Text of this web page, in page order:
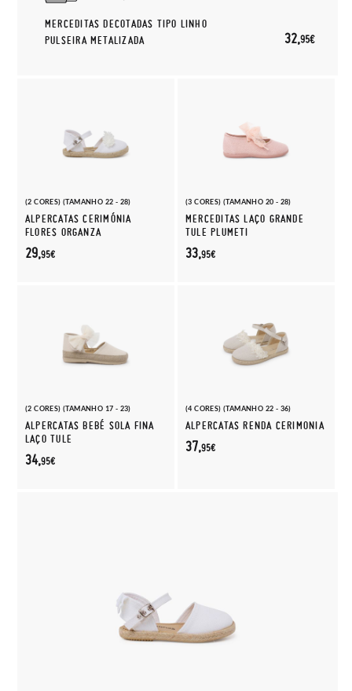
MERCEDITAS DECOTADAS TIPO LINHO
PULSEIRA METALIZADA
32,95€
(2 CORES) (TAMANHO 22 - 28)
ALPERCATAS CERIMÓNIA
FLORES ORGANZA
29,95€
(3 CORES) (TAMANHO 20 - 28)
MERCEDITAS LAÇO GRANDE
TULE PLUMETI
33,95€
(2 CORES) (TAMANHO 17 - 23)
ALPERCATAS BEBÉ SOLA FINA
LAÇO TULE
34,95€
(4 CORES) (TAMANHO 22 - 36)
ALPERCATAS RENDA CERIMONIA
37,95€